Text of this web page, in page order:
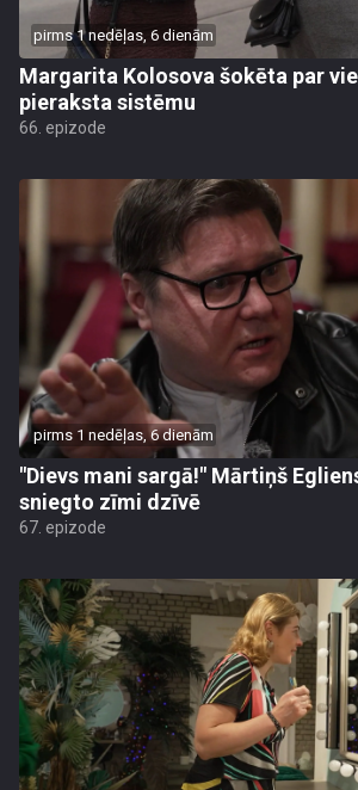
pirms 1 nedēļas, 6 dienām
Margarita Kolosova šokēta par
pieraksta sistēmu
66. epizode
pirms 1 nedēļas, 6 dienām
"Dievs mani sargā!" Mārtiņš
sniegto zīmi dzīvē
67. epizode